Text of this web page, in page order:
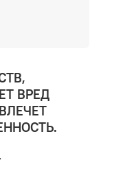
ВРЕД
.